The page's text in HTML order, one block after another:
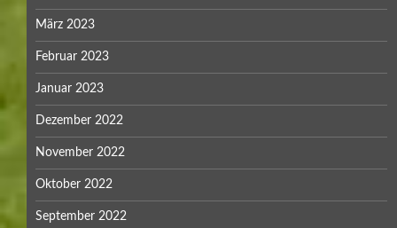
März 2023
Februar 2023
Januar 2023
Dezember 2022
November 2022
Oktober 2022
September 2022